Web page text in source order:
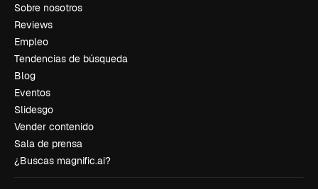
Sobre nosotros
Reviews
Empleo
Tendencias de búsqueda
Blog
Eventos
Slidesgo
Vender contenido
Sala de prensa
¿Buscas magnific.ai?